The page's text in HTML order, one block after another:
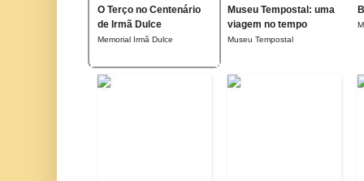
O Terço no Centenário
de Irmã Dulce
Memorial Irmã Dulce
Museu Tempostal: uma
viagem no tempo
Museu Tempostal